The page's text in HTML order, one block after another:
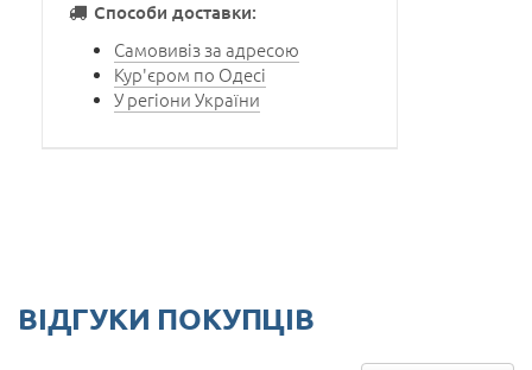
Способи доставки:
Самовивіз за адресою
Кур'єром по Одесі
У регіони України
ВІДГУКИ ПОКУПЦІВ